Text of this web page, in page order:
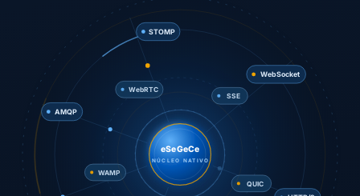
WebSocket
STOMP
eSeGeCe
NÚCLEO NATIVO